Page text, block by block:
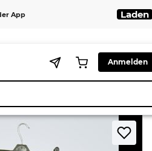
App Laden
Anmelden
Women's Jeans